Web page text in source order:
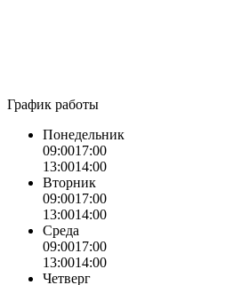
График работы
Понедельник
09:0017:00
13:0014:00
Вторник
09:0017:00
13:0014:00
Среда
09:0017:00
13:0014:00
Четверг